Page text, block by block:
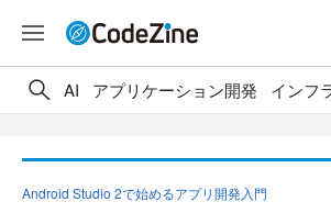
AI アプリケーション開発 インフ
Android Studio 2で始めるアプリ開発入門